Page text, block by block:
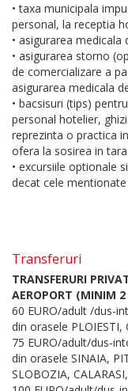
• taxa municipala
personal, la receptia
• asigurarea
• asigurarea storno
de comercializare a
asigurarea medicala
• bacsisuri (tips)
personal hotelier,
reprezinta o practica
ofera la sosirea in
• excursiile optionale
decat cele
Transferuri
TRANSFERURI
AEROPORT (MINIM 2
60 EURO/adult /dus-
din orasele PLOIESTI,
75 EURO/adult/dus-
din orasele SINAIA,
SLOBOZIA,